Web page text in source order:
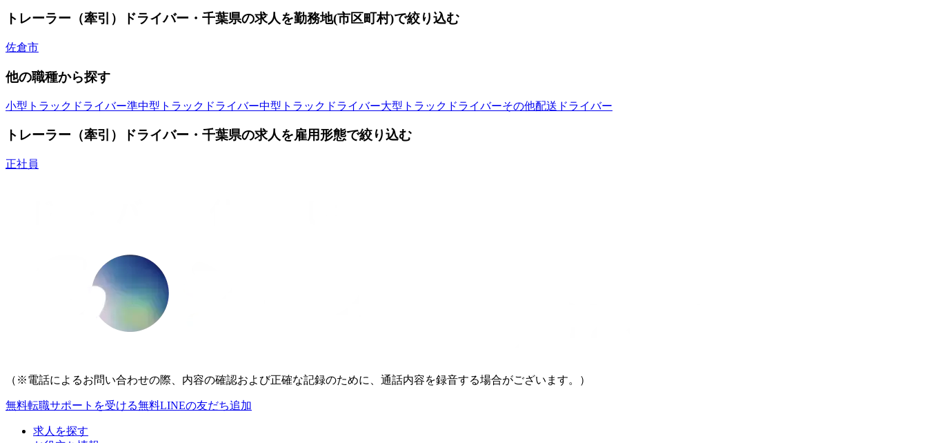
トレーラー（牽引）ドライバー・千葉県の求人を勤務地(市区町村)で絞り込む
佐倉市
他の職種から探す
小型トラックドライバー準中型トラックドライバー中型トラックドライバー大型トラックドライバーその他配送ドライバー
トレーラー（牽引）ドライバー・千葉県の求人を雇用形態で絞り込む
正社員
（※電話によるお問い合わせの際、内容の確認および正確な記録のために、通話内容を録音する場合がございます。）
無料転職サポートを受ける無料LINEの友だち追加
求人を探す